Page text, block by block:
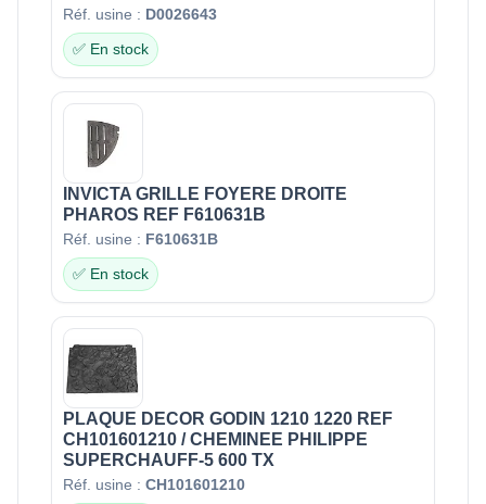
Réf. usine : D0026643
✅ En stock
INVICTA GRILLE FOYERE DROITE
PHAROS REF F610631B
Réf. usine : F610631B
✅ En stock
PLAQUE DECOR GODIN 1210 1220 REF
CH101601210 / CHEMINEE PHILIPPE
SUPERCHAUFF-5 600 TX
Réf. usine : CH101601210